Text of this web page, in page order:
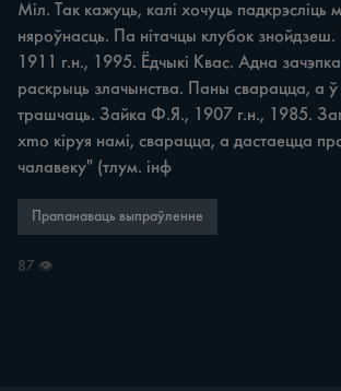
Міл. Так кажуць, калі хочуць падкрэсліць
няроўнасць. Па нітачцы клубок
1911 г.н., 1995. Ёдчыкі Квас. Адна зачэпка
раскрыць злачынства. Паны сварацца, а
трашчаць. Зайка Ф.Я., 1907 г.н., 1985.
xmo кіруя намі, сварацца, а дастаецца
чалавеку" (тлум. інф
Прапанаваць выпраўленне
87 👁